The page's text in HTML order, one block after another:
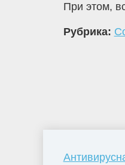
При этом,
Рубрика: